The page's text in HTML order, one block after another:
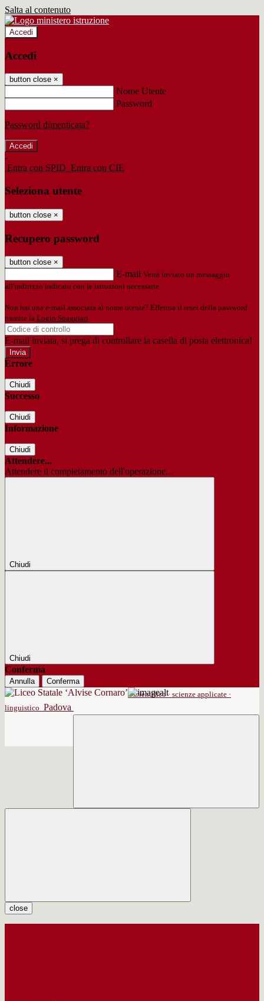
Salta al contenuto
Accedi
Accedi
button close ×
Nome Utente
Password
Password dimenticata?
-
Entra con SPID Entra con CIE
Seleziona utente
button close ×
Recupero password
button close ×
E-mail Verrà inviato un messaggio
all'indirizzo indicato con le istruzioni necessarie.
Non hai una e-mail associata al nome utente? Effettua il reset della password
tramite la Login Spaggiari
E-mail inviata, si prega di controllare la casella di posta elettronica!
Errore
Chiudi
Successo
Chiudi
Informazione
Chiudi
Attendere...
Attendere il completamento dell'operazione...
Chiudi
Chiudi
Conferma
Annulla
Conferma
scientifico · scienze applicate ·
linguistico Padova
close